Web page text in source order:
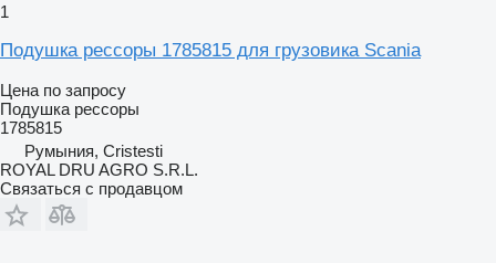
1
Подушка рессоры 1785815 для грузовика Scania
Цена по запросу
Подушка рессоры
1785815
Румыния, Cristesti
ROYAL DRU AGRO S.R.L.
Связаться с продавцом